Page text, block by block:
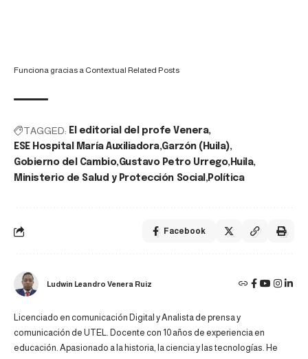
Funciona gracias a Contextual Related Posts
TAGGED: El editorial del profe Venera
ESE Hospital María Auxiliadora Garzón (Huila)
Gobierno del Cambio Gustavo Petro Urrego Huila
Ministerio de Salud y Protección Social Política
Facebook
Ludwin Leandro Venera Ruiz
Licenciado en comunicación Digital y Analista de prensa y
comunicación de UTEL. Docente con 10 años de experiencia en
educación. Apasionado a la historia, la ciencia y las tecnologías. He